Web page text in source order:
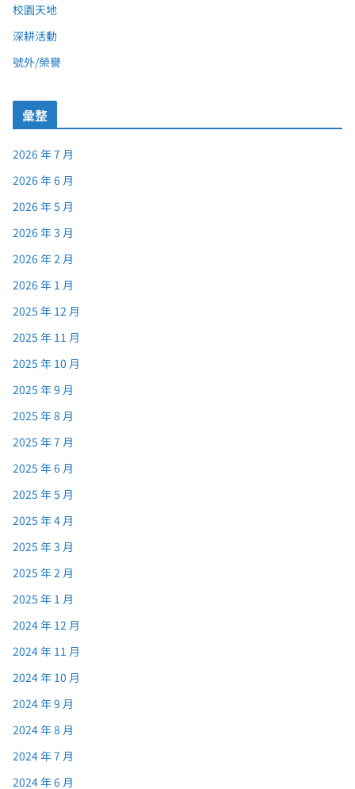
校園天地
深耕活動
號外/榮譽
彙整
2026 年 7 月
2026 年 6 月
2026 年 5 月
2026 年 3 月
2026 年 2 月
2026 年 1 月
2025 年 12 月
2025 年 11 月
2025 年 10 月
2025 年 9 月
2025 年 8 月
2025 年 7 月
2025 年 6 月
2025 年 5 月
2025 年 4 月
2025 年 3 月
2025 年 2 月
2025 年 1 月
2024 年 12 月
2024 年 11 月
2024 年 10 月
2024 年 9 月
2024 年 8 月
2024 年 7 月
2024 年 6 月